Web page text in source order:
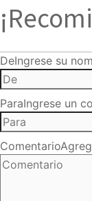
DeIngrese su
ParaIngrese un
Comentario